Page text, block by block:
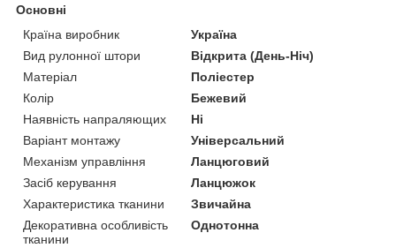
Основні
Країна виробник
Україна
Вид рулонної штори
Відкрита (День-Ніч)
Матеріал
Поліестер
Колір
Бежевий
Наявність напраляющих
Ні
Варіант монтажу
Універсальний
Механізм управління
Ланцюговий
Засіб керування
Ланцюжок
Характеристика тканини
Звичайна
Декоративна особливість
тканини
Однотонна